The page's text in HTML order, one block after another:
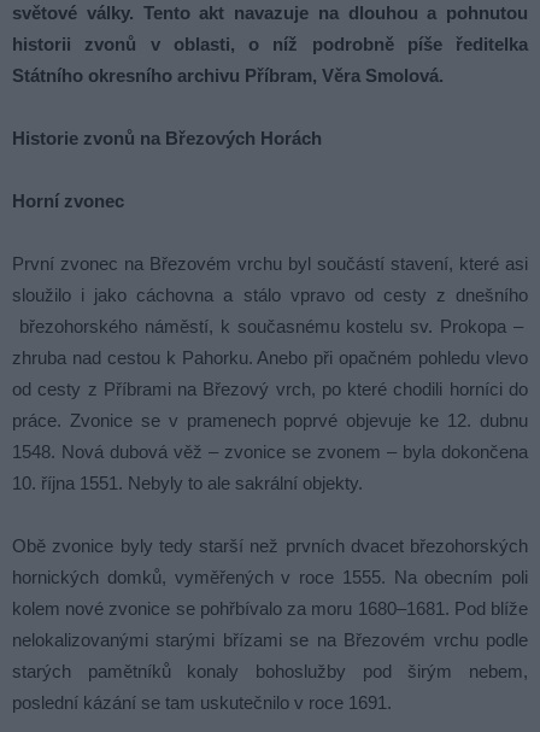
světové války. Tento akt navazuje na dlouhou a pohnutou
historii zvonů v oblasti, o níž podrobně píše ředitelka
Státního okresního archivu Příbram, Věra Smolová.
Historie zvonů na Březových Horách
Horní zvonec
První zvonec na Březovém vrchu byl součástí stavení, které asi
sloužilo i jako cáchovna a stálo vpravo od cesty z dnešního
březohorského náměstí, k současnému kostelu sv. Prokopa –
zhruba nad cestou k Pahorku. Anebo při opačném pohledu vlevo
od cesty z Příbrami na Březový vrch, po které chodili horníci do
práce. Zvonice se v pramenech poprvé objevuje ke 12. dubnu
1548. Nová dubová věž – zvonice se zvonem – byla dokončena
10. října 1551. Nebyly to ale sakrální objekty.
Obě zvonice byly tedy starší než prvních dvacet březohorských
hornických domků, vyměřených v roce 1555. Na obecním poli
kolem nové zvonice se pohřbívalo za moru 1680–1681. Pod blíže
nelokalizovanými starými břízami se na Březovém vrchu podle
starých pamětníků konaly bohoslužby pod širým nebem,
poslední kázání se tam uskutečnilo v roce 1691.